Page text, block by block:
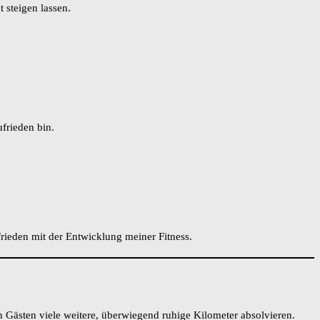
steigen lassen.
bin.
mit der Entwicklung meiner Fitness.
viele weitere, überwiegend ruhige Kilometer absolvieren.